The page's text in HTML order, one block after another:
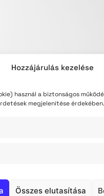
Hozzájárulás kezelése
használ a biztonságos
megjelenítése érdekében.
Összes elutasítása